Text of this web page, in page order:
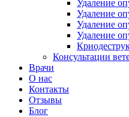
Удаление
Удаление
Удаление
Удаление
Консультации
Врачи
О нас
Контакты
Отзывы
Блог